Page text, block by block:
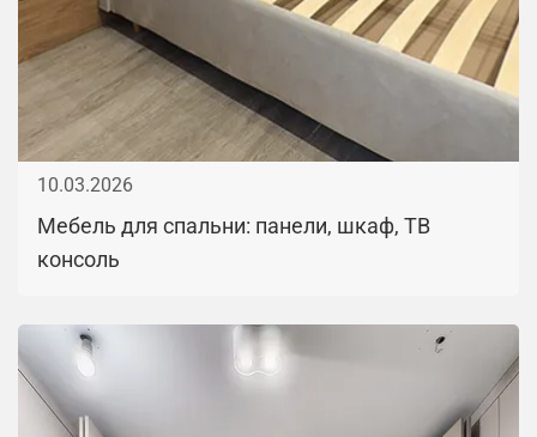
10.03.2026
Мебель для спальни: панели, шкаф, ТВ
консоль